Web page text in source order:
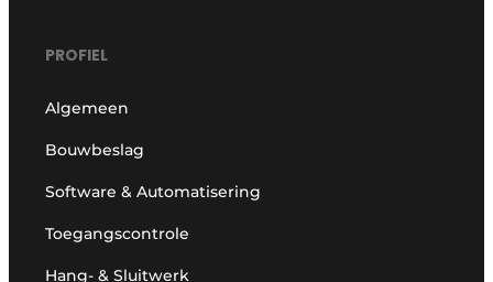
PROFIEL
Algemeen
Bouwbeslag
Software & Automatisering
Toegangscontrole
Hang- & Sluitwerk